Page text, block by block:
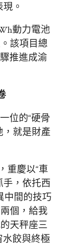
。
動力電池
該項目總
推進成渝
位的“硬骨
，就是財產
重慶以“車
手，依托西
中間的技巧
個，給我
天秤座三
水餃與終極